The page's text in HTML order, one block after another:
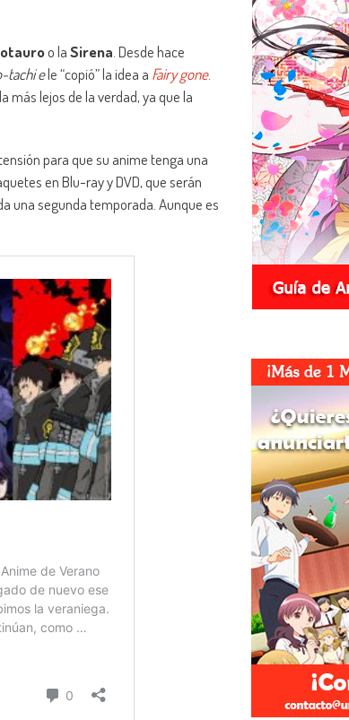
o laSirena. Desde hace
tachi ele “copió” la idea a Fairy gone.
más lejos de la verdad, ya que la
para que su anime tenga una
en Blu-ray y DVD, que serán
una segunda temporada. Aunque es